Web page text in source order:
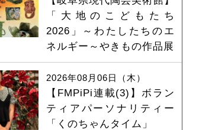
「大地のこどもたち
2026」～わたしたちのエ
ネルギー～やきもの作品展
【FMPiPi連載(3)】ボラン
ティアパーソナリティー
「くのちゃんタイム」
2026年08月06日（木）